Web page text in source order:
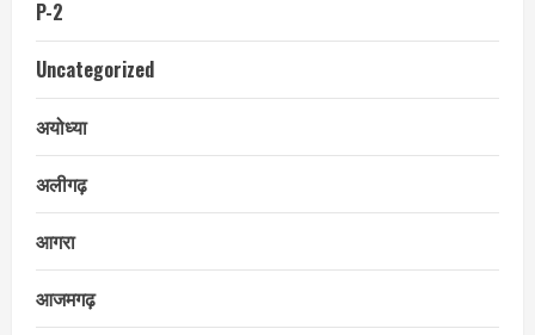
P-2
Uncategorized
अयोध्या
अलीगढ़
आगरा
आजमगढ़